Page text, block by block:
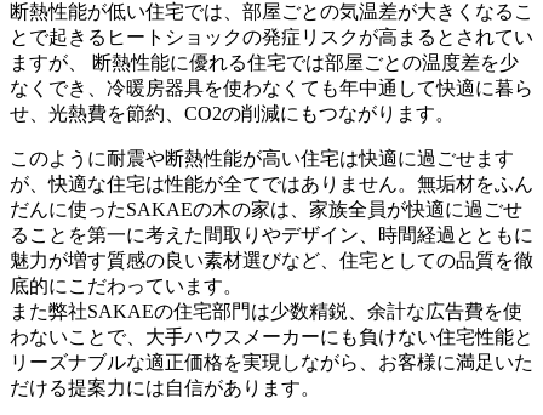
断熱性能が低い住宅では、部屋ごとの気温差が大きくなるこ
とで起きるヒートショックの発症リスクが高まるとされてい
ますが、 断熱性能に優れる住宅では部屋ごとの温度差を少
なくでき、冷暖房器具を使わなくても年中通して快適に暮ら
せ、光熱費を節約、CO2の削減にもつながります。
このように耐震や断熱性能が高い住宅は快適に過ごせます
が、快適な住宅は性能が全てではありません。無垢材をふん
だんに使ったSAKAEの木の家は、家族全員が快適に過ごせ
ることを第一に考えた間取りやデザイン、時間経過とともに
魅力が増す質感の良い素材選びなど、住宅としての品質を徹
底的にこだわっています。
また弊社SAKAEの住宅部門は少数精鋭、余計な広告費を使
わないことで、大手ハウスメーカーにも負けない住宅性能と
リーズナブルな適正価格を実現 しながら、お客様に満足いた
だける提案力には自信があります。